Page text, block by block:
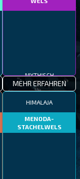
MEHR ERFAHREN
HIMALAJA
MENODA-
STACHELWELS